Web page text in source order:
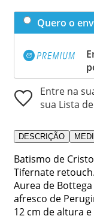
Quero o
Entre na
sua Lista
DESCRIÇÃO
Batismo de
Tifernate
Aurea de
afresco de
12 cm de altura